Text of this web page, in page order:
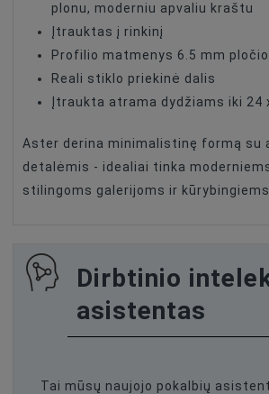
plonu, moderniu apvaliu kraštu
Įtrauktas į rinkinį
Profilio matmenys 6.5 mm
Reali stiklo priekinė dalis
Įtraukta atrama dydžiams iki 24
Aster derina minimalistinę formą su
detalėmis - idealiai tinka
stilingoms galerijoms ir
Dirbtinio
asistentas
Tai mūsų naujojo pokalbių